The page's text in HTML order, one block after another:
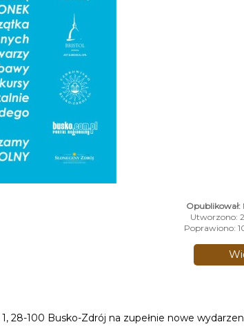
Utworzono:
Poprawiono:
28-100 Busko-Zdrój na zupełnie nowe